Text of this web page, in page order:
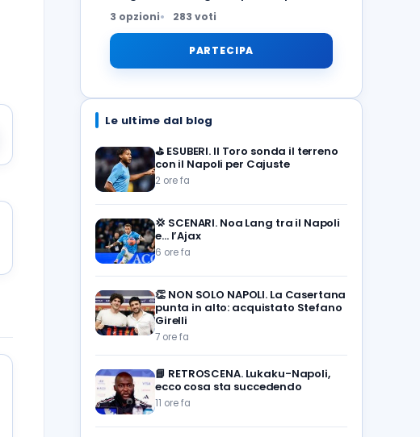
3 opzioni 283 voti
PARTECIPA
Le ultime dal blog
⛳ ESUBERI. Il Toro sonda il terreno
con il Napoli per Cajuste
2 ore fa
💢 SCENARI. Noa Lang tra il Napoli
e… l’Ajax
6 ore fa
👏 NON SOLO NAPOLI. La Casertana
punta in alto: acquistato Stefano
Girelli
7 ore fa
📘 RETROSCENA. Lukaku-Napoli,
ecco cosa sta succedendo
11 ore fa